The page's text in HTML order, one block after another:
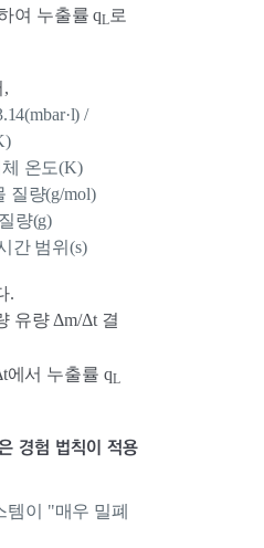
여 누출률 qL 로
,
/
온도(K)
질량(g/mol)
량(g)
간 범위(s)
.
유량 Δm/Δt 결
서 누출률 qL
경험 법칙이 적용
템이 "매우 밀폐